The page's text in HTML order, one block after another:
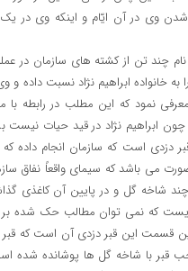
شدن وی در آن ایّام و اینکه وی در
نام چند تن از کشته های سازمان در
به خانواده ابراهیم نژاد نسبت داده و
نمود که این مطلب در رابطه
ابراهیم نژاد در قید حیات نیست
دزدی است که سازمان انجام داده
می باشد که سیمای واقعاً نفاق
شاخه گل و در پایین آن کاغذی
ایست که نمی توان مطالب حک شده
قسمت این قبر دزدی آن است که
قبر با شاخه گل ها پوشانده